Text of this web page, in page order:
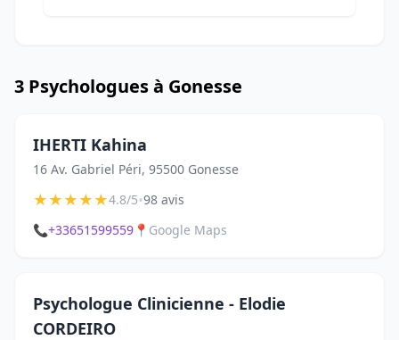
3 Psychologues à Gonesse
IHERTI Kahina
16 Av. Gabriel Péri, 95500 Gonesse
★★★★★4.8/5•98 avis
📞+33651599559 📍 Google Maps
Psychologue Clinicienne - Elodie
CORDEIRO